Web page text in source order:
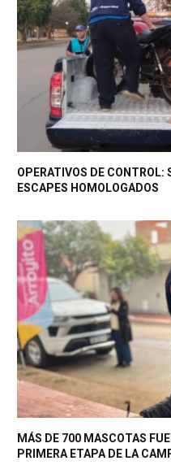
OPERATIVOS DE CONTROL:
ESCAPES HOMOLOGADOS
MÁS DE 700 MASCOTAS
PRIMERA ETAPA DE LA